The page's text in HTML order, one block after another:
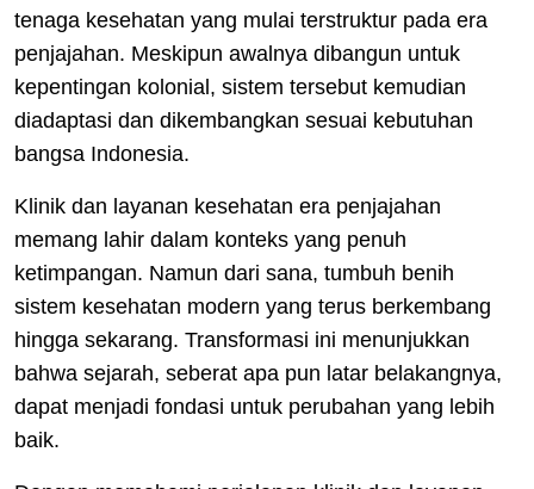
tenaga kesehatan yang mulai terstruktur pada era
penjajahan. Meskipun awalnya dibangun untuk
kepentingan kolonial, sistem tersebut kemudian
diadaptasi dan dikembangkan sesuai kebutuhan
bangsa Indonesia.
Klinik dan layanan kesehatan era penjajahan
memang lahir dalam konteks yang penuh
ketimpangan. Namun dari sana, tumbuh benih
sistem kesehatan modern yang terus berkembang
hingga sekarang. Transformasi ini menunjukkan
bahwa sejarah, seberat apa pun latar belakangnya,
dapat menjadi fondasi untuk perubahan yang lebih
baik.